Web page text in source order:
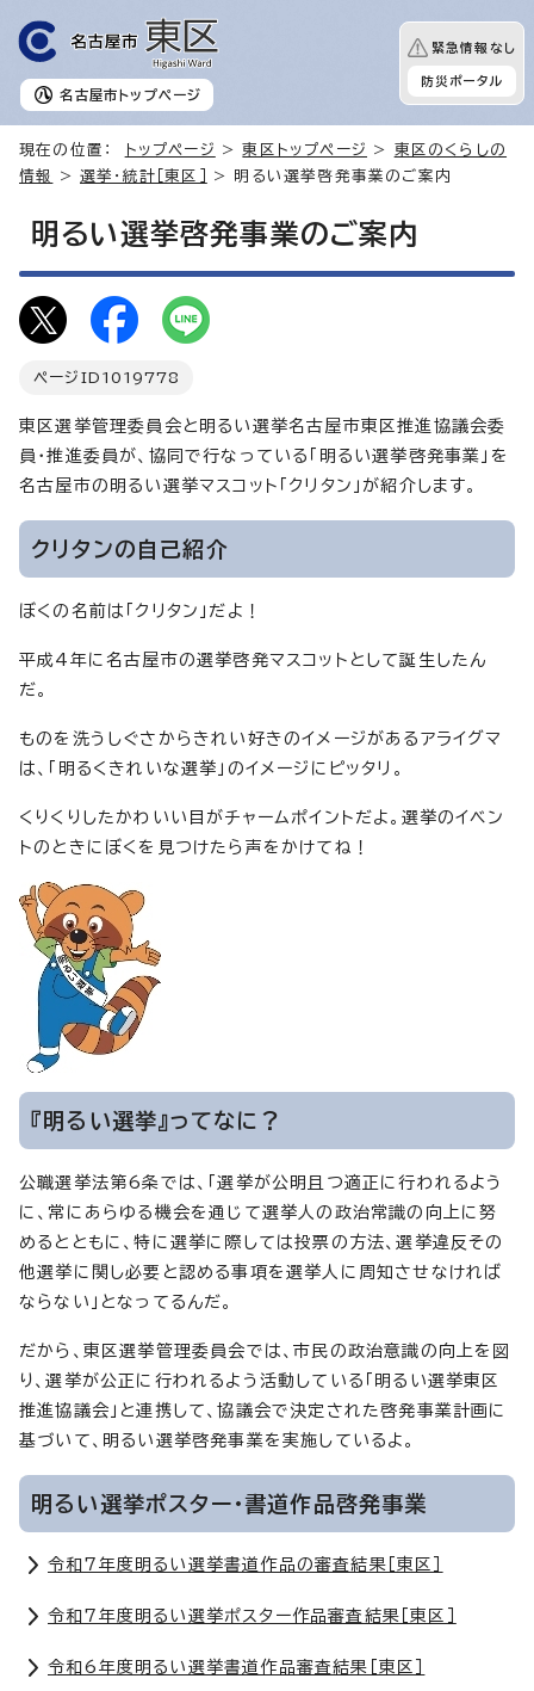
名古屋市 トップページ
緊急情報なし
防災ポータル
現在の位置： トップページ > 東区トップページ >
東区のくらしの
情報
>選挙・統計［東区］ > 明るい選挙啓発事業のご案内
明るい選挙啓発事業のご案内
ページID 1019778
東区選挙管理委員会と明るい選挙名古屋市東区推進協議会委
員・推進委員が、協同で行なっている「明るい選挙啓発事業」を
名古屋市の明るい選挙マスコット「クリタン」が紹介します。
クリタンの自己紹介
ぼくの名前は「クリタン」だよ！
平成4年に名古屋市の選挙啓発マスコットとして誕生したん
だ。
ものを洗うしぐさからきれい好きのイメージがあるアライグマ
は、「明るくきれいな選挙」のイメージにピッタリ。
くりくりしたかわいい目がチャームポイントだよ。選挙のイベン
トのときにぼくを見つけたら声をかけてね！
『明るい選挙』ってなに？
公職選挙法第6条では、「選挙が公明且つ適正に行われるよう
に、常にあらゆる機会を通じて選挙人の政治常識の向上に努
めるとともに、特に選挙に際しては投票の方法、選挙違反その
他選挙に関し必要と認める事項を選挙人に周知させなければ
ならない」となってるんだ。
だから、東区選挙管理委員会では、市民の政治意識の向上を図
り、選挙が公正に行われるよう活動している「明るい選挙東区
推進協議会」と連携して、協議会で決定された啓発事業計画に
基づいて、明るい選挙啓発事業を実施しているよ。
明るい選挙ポスター・書道作品啓発事業
令和7年度明るい選挙書道作品の審査結果［東区］
令和7年度明るい選挙ポスター作品審査結果［東区］
令和6年度明るい選挙書道作品審査結果［東区］